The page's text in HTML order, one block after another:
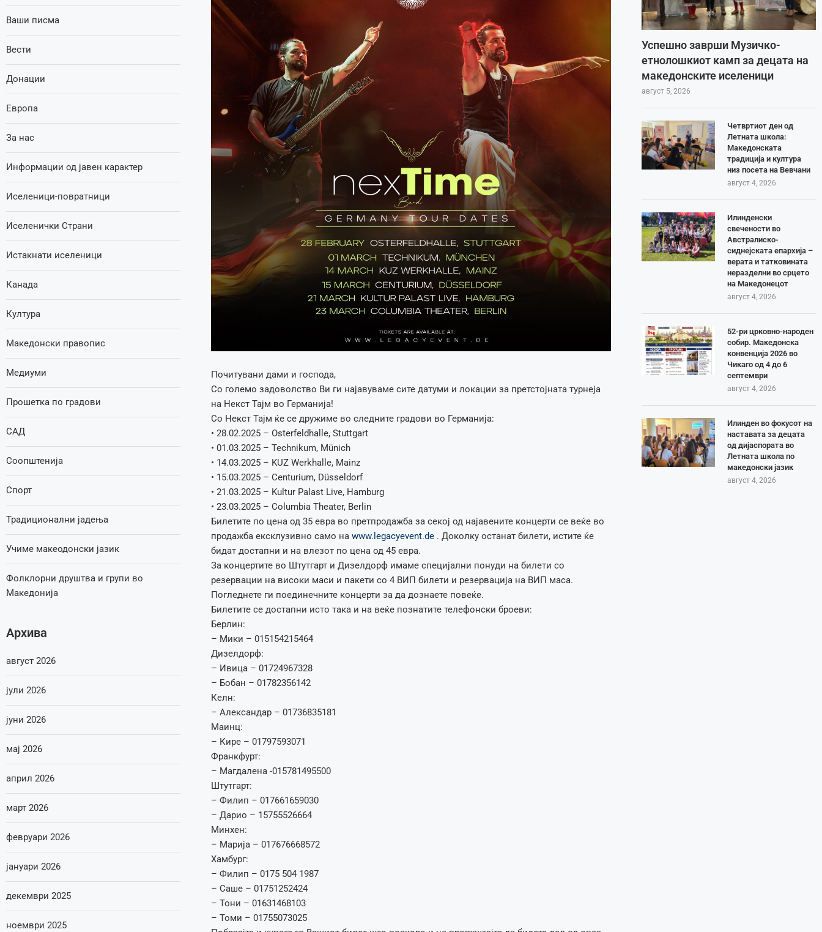
Почитувани дами и господа,
Со големо задоволство Ви ги најавуваме сите датуми и локации за претстојната турнеја
на Некст Тајм во Германија!
Со Некст Тајм ќе се дружиме во следните градови во Германија:
• 28.02.2025 – Osterfeldhalle, Stuttgart
• 01.03.2025 – Technikum, Münich
• 14.03.2025 – KUZ Werkhalle, Mainz
• 15.03.2025 – Centurium, Düsseldorf
• 21.03.2025 – Kultur Palast Live, Hamburg
• 23.03.2025 – Columbia Theater, Berlin
Билетите по цена од 35 евра во претпродажба за секој од најавените концерти се веќе во
продажба ексклузивно само на www.legacyevent.de. Доколку останат билети, истите ќе
бидат достапни и на влезот по цена од 45 евра.
За концертите во Штутгарт и Дизелдорф имаме специјални понуди на билети со
резервации на високи маси и пакети со 4 ВИП билети и резервација на ВИП маса.
Погледнете ги поединечните концерти за да дознаете повеќе.
Билетите се достапни исто така и на веќе познатите телефонски броеви:
Берлин:
– Мики – 015154215464
Дизелдорф:
– Ивица – 01724967328
– Бобан – 01782356142
Келн:
– Александар – 01736835181
Маинц:
– Кире – 01797593071
Франкфурт:
– Магдалена -015781495500
Штутгарт:
– Филип – 017661659030
– Дарио – 15755526664
Минхен:
– Марија – 017676668572
Хамбург:
– Филип – 0175 504 1987
– Саше – 01751252424
– Тони – 01631468103
– Томи – 01755073025
Успешно заврши Музичко-
етнолошкиот камп за децата на
македонските иселеници
август 5, 2026
Четвртиот ден од
Летната школа:
Македонската
традиција и култура
низ посета на Вевчани
август 4, 2026
Илинденски
свечености во
Австралиско-
сиднејската епархија –
верата и татковината
неразделни во срцето
на Македонецот
август 4, 2026
52-ри црковно-народен
собир. Македонска
конвенција 2026 во
Чикаго од 4 до 6
септември
август 4, 2026
Илинден во фокусот на
наставата за децата
од дијаспората во
Летната школа по
македонски јазик
август 4, 2026
Ваши писма
Вести
Донации
Европа
За нас
Информации од јавен карактер
Иселеници-повратници
Иселенички Страни
Истакнати иселеници
Канада
Култура
Македонски правопис
Медиуми
Прошетка по градови
САД
Соопштенија
Спорт
Традиционални јадења
Учиме макеодонски јазик
Фолклорни друштва и групи во
Македонија
Архива
август 2026
јули 2026
јуни 2026
мај 2026
април 2026
март 2026
февруари 2026
јануари 2026
декември 2025
ноември 2025